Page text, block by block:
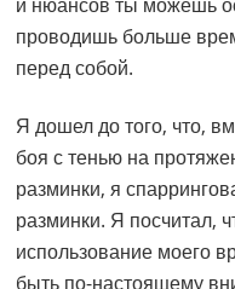
проводишь больше
перед собой.
Я дошел до того, что,
боя с тенью на
разминки, я
разминки. Я посчитал,
использование моего
быть по-настоящему